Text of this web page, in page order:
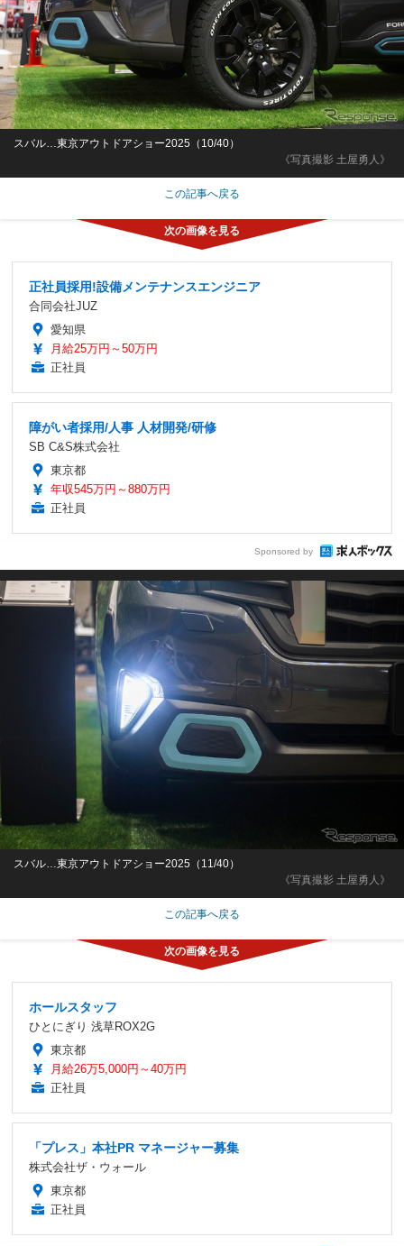
《写真撮影 土屋勇人》
スバル…東京アウトドアショー2025（10/40）
この記事へ戻る
正社員採用!設備メンテナンスエンジニア
合同会社JUZ
愛知県
月給25万円～50万円
正社員
障がい者採用/人事 人材開発/研修
SB C&S株式会社
東京都
年収545万円～880万円
正社員
Sponsored by
《写真撮影 土屋勇人》
スバル…東京アウトドアショー2025（11/40）
この記事へ戻る
ホールスタッフ
ひとにぎり 浅草ROX2G
東京都
月給26万5,000円～40万円
正社員
「プレス」本社PR マネージャー募集
株式会社ザ・ウォール
東京都
正社員